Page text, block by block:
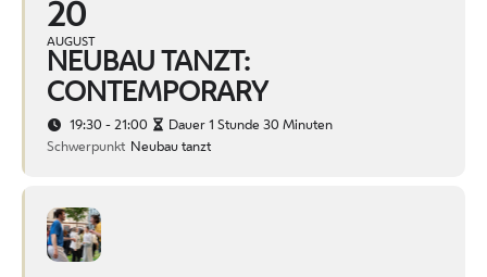
20
AUGUST
NEUBAU TANZT:
CONTEMPORARY
19:30 - 21:00
Dauer 1 Stunde 30 Minuten
Schwerpunkt Neubau tanzt